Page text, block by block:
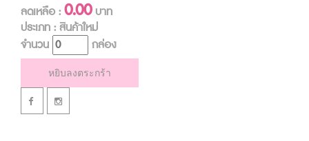
ลดเหลือ : 0.00บาท
ประเภท : สินค้าใหม่
จำนวน
กล่อง
หยิบลงตระกร้า